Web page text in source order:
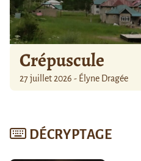
Crépuscule
27 juillet 2026 - Élyne Dragée
DÉCRYPTAGE